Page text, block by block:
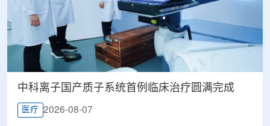
中科离子国产质子系统首例临床治疗圆满完成
医疗 2026-08-07